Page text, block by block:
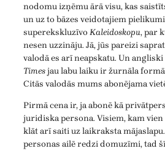
nodomu izņēmu ārā visu, kas
un uz to bāzes veidotajiem
superekskluzīvoKaleidoskopu, par
nesen uzzināju. Jā, jūs pareizi
valodā es arī neapskatu. Un
Timesjau labu laiku ir žurnāla
Citās valodās mums abonējama
Pirmā cena ir, ja abonē kā
juridiska persona. Visiem, kam vien
klāt arī saiti uz laikraksta
personas ailē redzi domuzīmi, tad